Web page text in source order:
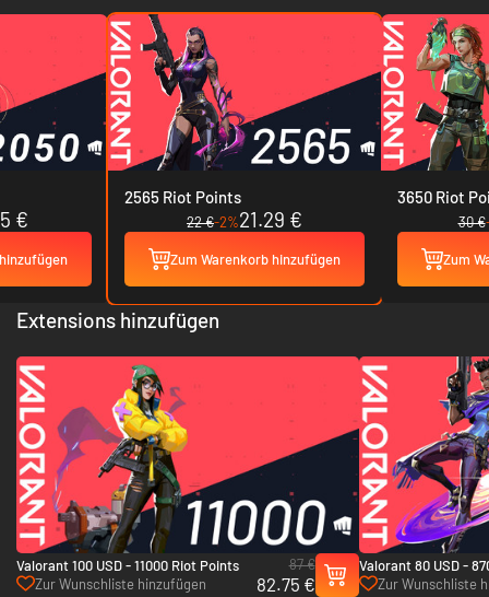
€
2565 Riot Points
22 €-2%21.29 €
Zum Warenkorb hinzufügen
3650 Riot
30 €
Zum
Extensions hinzufügen
Valorant 100 USD - 11000 Riot Points
Zur Wunschliste hinzufügen
87 €
82.75 €
Valorant 80 USD -
Zur Wunschliste